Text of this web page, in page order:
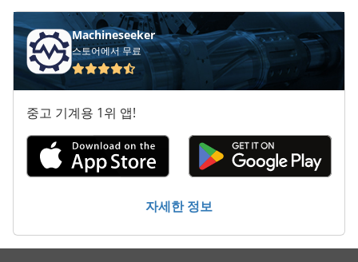
냉동 건조 기
디 버 링 시스템
봉 기계 밀링 및 연 삭 기
스크랩 덤프
좁은 트랙 트랙터
Machineseeker
스토어에서 무료
중고 기계용 1위 앱!
자세한 정보